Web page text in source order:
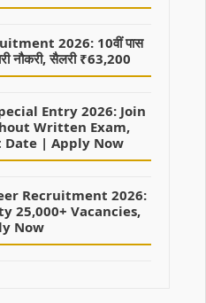
2026: 10वीं पास
नौकरी, सैलरी ₹63,200
Entry 2026: Join
Written Exam,
| Apply Now
Recruitment 2026:
25,000+ Vacancies,
Now